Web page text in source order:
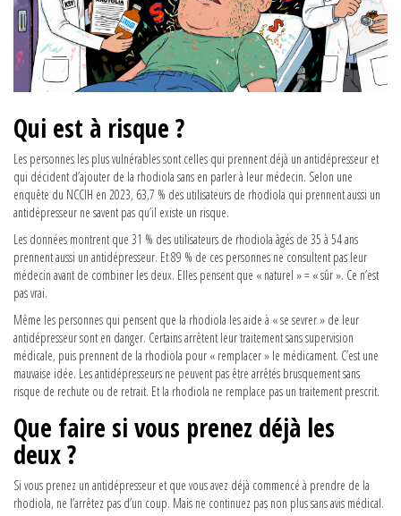
Qui est à risque ?
Les personnes les plus vulnérables sont celles qui prennent déjà un antidépresseur et
qui décident d’ajouter de la rhodiola sans en parler à leur médecin. Selon une
enquête du NCCIH en 2023, 63,7 % des utilisateurs de rhodiola qui prennent aussi un
antidépresseur ne savent pas qu’il existe un risque.
Les données montrent que 31 % des utilisateurs de rhodiola âgés de 35 à 54 ans
prennent aussi un antidépresseur. Et 89 % de ces personnes ne consultent pas leur
médecin avant de combiner les deux. Elles pensent que « naturel » = « sûr ». Ce n’est
pas vrai.
Même les personnes qui pensent que la rhodiola les aide à « se sevrer » de leur
antidépresseur sont en danger. Certains arrêtent leur traitement sans supervision
médicale, puis prennent de la rhodiola pour « remplacer » le médicament. C’est une
mauvaise idée. Les antidépresseurs ne peuvent pas être arrêtés brusquement sans
risque de rechute ou de retrait. Et la rhodiola ne remplace pas un traitement prescrit.
Que faire si vous prenez déjà les
deux ?
Si vous prenez un antidépresseur et que vous avez déjà commencé à prendre de la
rhodiola, ne l’arrêtez pas d’un coup. Mais ne continuez pas non plus sans avis médical.